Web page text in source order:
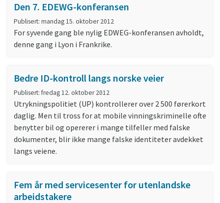
Den 7. EDEWG-konferansen
Publisert: mandag 15. oktober 2012
For syvende gang ble nylig EDWEG-konferansen avholdt,
denne gang i Lyon i Frankrike.
Bedre ID-kontroll langs norske veier
Publisert: fredag 12. oktober 2012
Utrykningspolitiet (UP) kontrollerer over 2 500 førerkort
daglig. Men til tross for at mobile vinningskriminelle ofte
benytter bil og opererer i mange tilfeller med falske
dokumenter, blir ikke mange falske identiteter avdekket
langs veiene.
Fem år med servicesenter for utenlandske
arbeidstakere